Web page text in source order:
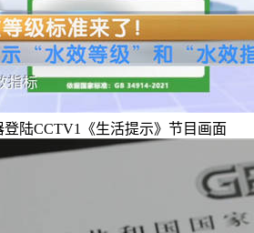
陆CCTV1《生活提示》节目画面